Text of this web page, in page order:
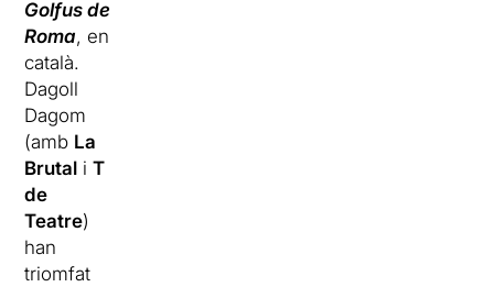
Golfus de
Roma, en
català.
Dagoll
Dagom
(amb La
Brutal iT
de
Teatre)
han
triomfat